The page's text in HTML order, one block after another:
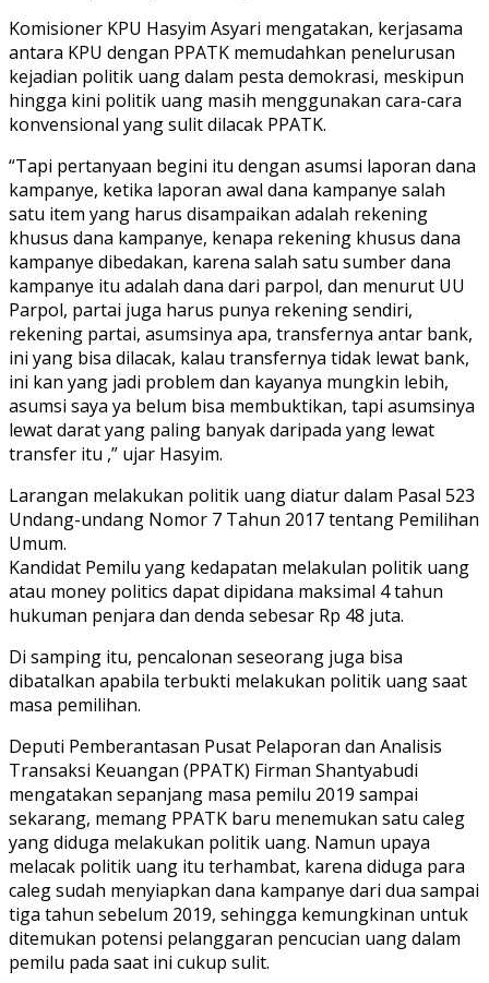
Komisioner KPU Hasyim Asyari mengatakan, kerjasama
antara KPU dengan PPATK memudahkan penelurusan
kejadian politik uang dalam pesta demokrasi, meskipun
hingga kini politik uang masih menggunakan cara-cara
konvensional yang sulit dilacak PPATK.
“Tapi pertanyaan begini itu dengan asumsi laporan dana
kampanye, ketika laporan awal dana kampanye salah
satu item yang harus disampaikan adalah rekening
khusus dana kampanye, kenapa rekening khusus dana
kampanye dibedakan, karena salah satu sumber dana
kampanye itu adalah dana dari parpol, dan menurut UU
Parpol, partai juga harus punya rekening sendiri,
rekening partai, asumsinya apa, transfernya antar bank,
ini yang bisa dilacak, kalau transfernya tidak lewat bank,
ini kan yang jadi problem dan kayanya mungkin lebih,
asumsi saya ya belum bisa membuktikan, tapi asumsinya
lewat darat yang paling banyak daripada yang lewat
transfer itu ,” ujar Hasyim.
Larangan melakukan politik uang diatur dalam Pasal 523
Undang-undang Nomor 7 Tahun 2017 tentang Pemilihan
Umum.
Kandidat Pemilu yang kedapatan melakulan politik uang
atau money politics dapat dipidana maksimal 4 tahun
hukuman penjara dan denda sebesar Rp 48 juta.
Di samping itu, pencalonan seseorang juga bisa
dibatalkan apabila terbukti melakukan politik uang saat
masa pemilihan.
Deputi Pemberantasan Pusat Pelaporan dan Analisis
Transaksi Keuangan (PPATK) Firman Shantyabudi
mengatakan sepanjang masa pemilu 2019 sampai
sekarang, memang PPATK baru menemukan satu caleg
yang diduga melakukan politik uang. Namun upaya
melacak politik uang itu terhambat, karena diduga para
caleg sudah menyiapkan dana kampanye dari dua sampai
tiga tahun sebelum 2019, sehingga kemungkinan untuk
ditemukan potensi pelanggaran pencucian uang dalam
pemilu pada saat ini cukup sulit.